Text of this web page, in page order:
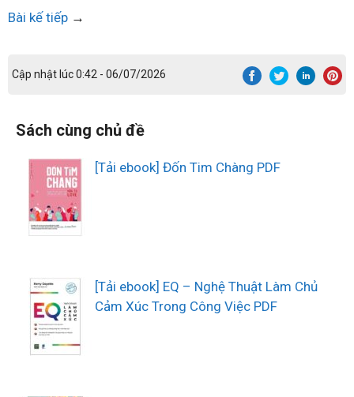
Bài kế tiếp →
Cập nhật lúc 0:42 - 06/07/2026
Sách cùng chủ đề
[Tải ebook] Đốn Tim Chàng PDF
[Tải ebook] EQ – Nghệ Thuật Làm Chủ
Cảm Xúc Trong Công Việc PDF